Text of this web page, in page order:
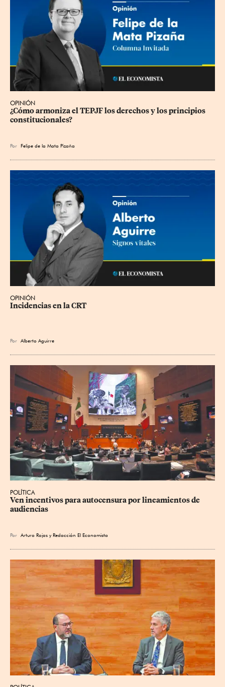
OPINIÓN
¿Cómo armoniza el TEPJF los derechos y los principios
constitucionales?
Por Felipe de la Mata Pizaña
OPINIÓN
Incidencias en la CRT
Por Alberto Aguirre
POLÍTICA
Ven incentivos para autocensura por lineamientos de
audiencias
Por Arturo Rojas yRedacción El Economista